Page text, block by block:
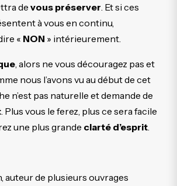
devous préserver . Et si ces
à vous en continu,
« NON » intérieurement.
, alors ne vous découragez pas et
nous l’avons vu au début de cet
n’est pas naturelle et demande de
. Plus vous le ferez, plus ce sera facile
une plus grande clarté d’esprit
auteur de plusieurs ouvrages